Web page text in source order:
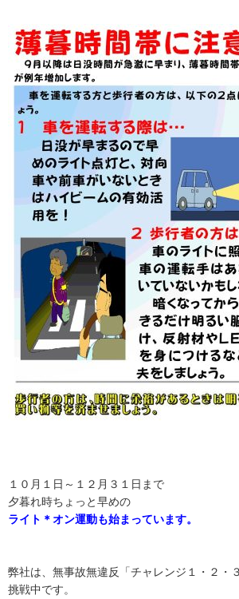
１０月１日～１２月３１日まで
夕暮れ時ちょっと早めの
ライト＊オン運動も始まっています。
弊社は、無事故無違反「チャレンジ１・２・
挑戦中です。